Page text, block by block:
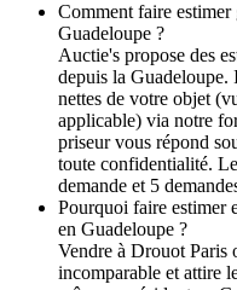
Comment faire estimer
Guadeloupe ?
Auctie's propose des
depuis la
nettes de votre objet
applicable) via notre
priseur vous répond
toute confidentialité.
demande et 5
Pourquoi faire estimer
en Guadeloupe ?
Vendre à Drouot
incomparable et attire